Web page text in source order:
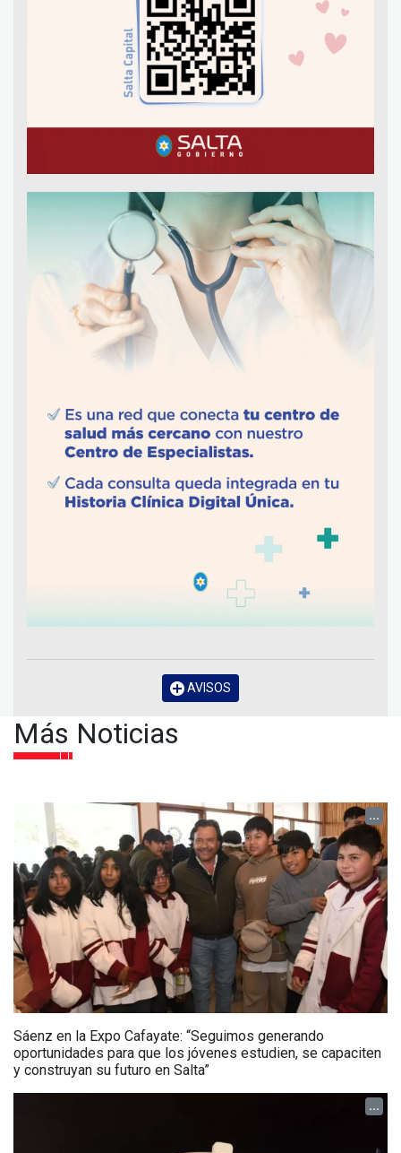
AVISOS
Más Noticias
...
Sáenz en la Expo Cafayate: “Seguimos generando
oportunidades para que los jóvenes estudien, se capaciten
y construyan su futuro en Salta”
...